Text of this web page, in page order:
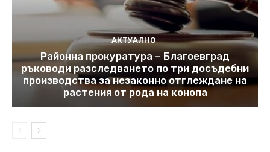
АКТУАЛНО
Районна прокуратура – Благоевград
ръководи разследването по три досъдебни
производства за незаконно отглеждане на
растения от рода на конопа